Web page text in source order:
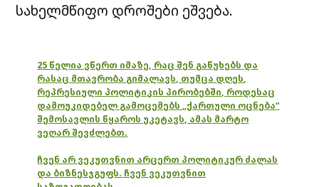
სახელმწიფო დროშები ეშვება.
25 წელია ვწერთ იმაზე, რაც შენ გაწუხებს და
რასაც მთავრობა გიმალავს, თუმცა დღეს,
რეპრესიული პოლიტიკის პირობებში, როდესაც
დამოუკიდებელ გამოცემებს „ქართული ოცნება“
შემოსავლის წყაროს უკეტავს, ამას მარტო
ვეღარ შევძლებთ.
ჩვენ არ ვეკუთვნით არცერთ პოლიტიკურ ძალას
და ბიზნესჯგუფს. ჩვენ ვეკუთვნით